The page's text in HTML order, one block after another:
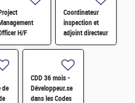
H/F
Coordinateur
inspection et
adjoint directeur
qualité/inspection
– Projet RJH
H/F
de
CDD 36 mois -
Développeur.se
dans les Codes